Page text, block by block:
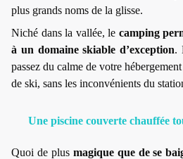
plus grands noms de la glisse.
Niché dans la vallée, le camping
à un domaine skiable d’exception.
passez du calme de votre
de ski, sans les inconvénients du
Une piscine couverte chauffée
Quoi de plus magique que de se